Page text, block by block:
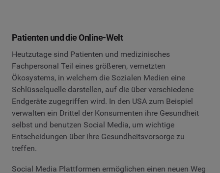
Patienten und die Online-Welt
Heutzutage sind Patienten und medizinisches
Fachpersonal Teil eines größeren, vernetzten
Ökosystems, in welchem die Sozialen Medien eine
Schlüsselquelle darstellen, auf die über verschiedene
Endgeräte zugegriffen wird. In den USA zum Beispiel
verwalten ein Drittel der Konsumenten ihre Gesundheit
selbst und benutzen Social Media, um wichtige
Entscheidungen über ihre Gesundheitsvorsorge zu
treffen.
Social Media Plattformen ermöglichen einen neuen Weg